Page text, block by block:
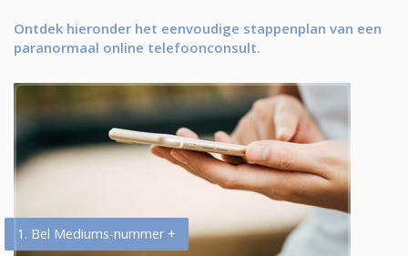
Ontdek hieronder het eenvoudige stappenplan van een
paranormaal online telefoonconsult.
1. Bel Mediums-nummer +